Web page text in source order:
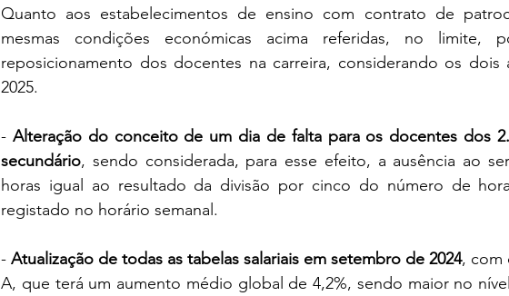
Quanto aos estabelecimentos de ensino com contrato de
mesmas condições económicas acima referidas, no limite,
reposicionamento dos docentes na carreira, considerando os
2025.
- Alteração do conceito de um dia de falta para os docentes dos
secundário, sendo considerada, para esse efeito, a ausência ao
horas igual ao resultado da divisão por cinco do número de
registado no horário semanal.
- Atualização de todas as tabelas salariais em setembro de 2024, com
A, que terá um aumento médio global de 4,2%, sendo maior no